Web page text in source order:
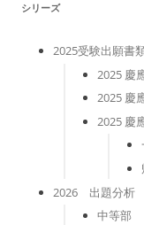
シリーズ
2025受験出願書
2025 慶
2025 慶
2025 慶
2026 出題分析
中等部